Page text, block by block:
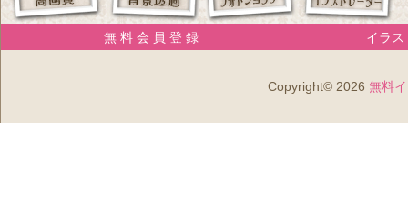
無 料 会 員 登 録 イラス
Copyright© 2026 無料